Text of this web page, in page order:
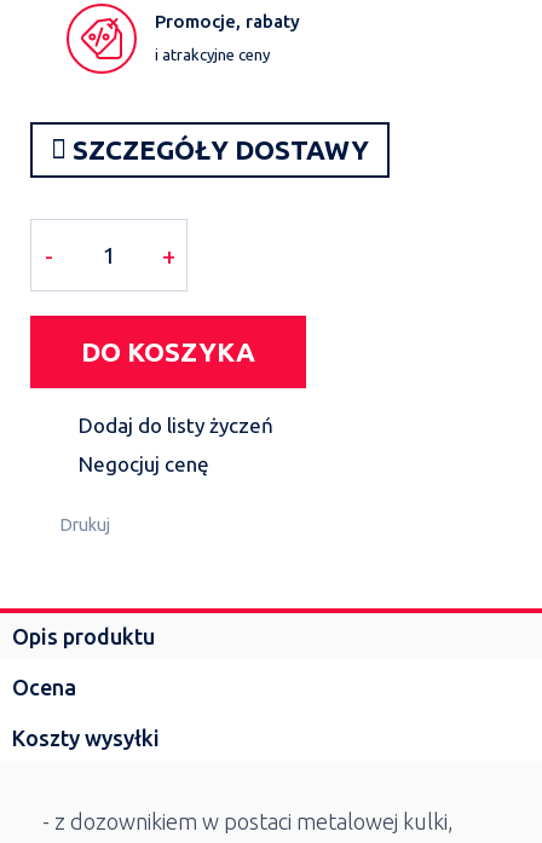
Promocje, rabaty
i atrakcyjne ceny
SZCZEGÓŁY DOSTAWY
- +
DO KOSZYKA
Dodaj do listy życzeń
Negocjuj cenę
Drukuj
Opis produktu
Ocena
Koszty wysyłki
- z dozownikiem w postaci metalowej kulki,